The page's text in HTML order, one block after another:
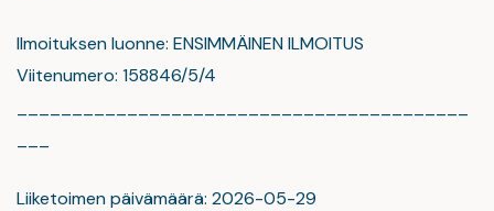
Ilmoituksen luonne: ENSIMMÄINEN ILMOITUS
Viitenumero: 158846/5/4
Liiketoimen päivämäärä: 2026-05-29